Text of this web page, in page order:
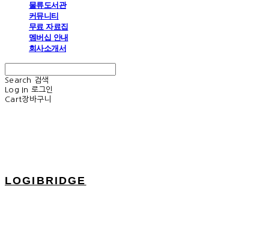
물류도서관
커뮤니티
무료 자료집
멤버십 안내
회사소개서
Search
검색
Log In 로그인
Cart장바구니
LOGIBRIDGE